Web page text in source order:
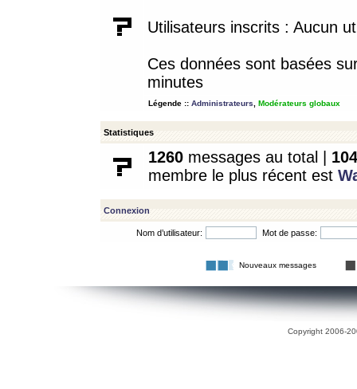
Utilisateurs inscrits : Aucun
Ces données sont basées
minutes
Légende :: Administrateurs Modérateurs globaux
Statistiques
1260 messages au total | 104
membre le plus récent est
Connexion
Nom d’utilisateur: Mot de passe:
Nouveaux messages
Copyright 2006-